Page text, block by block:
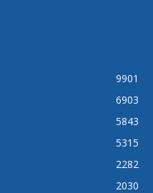
9901
6903
5843
5315
2282
2030